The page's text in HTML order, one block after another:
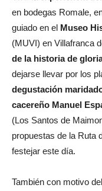
en bodegas Romale,
guiado en el Museo
(MUVI) en Villafranca
de la historia de
dejarse llevar por los
degustación
cacereño Manuel
(Los Santos de
propuestas de la Ruta
festejar este día.
También con motivo